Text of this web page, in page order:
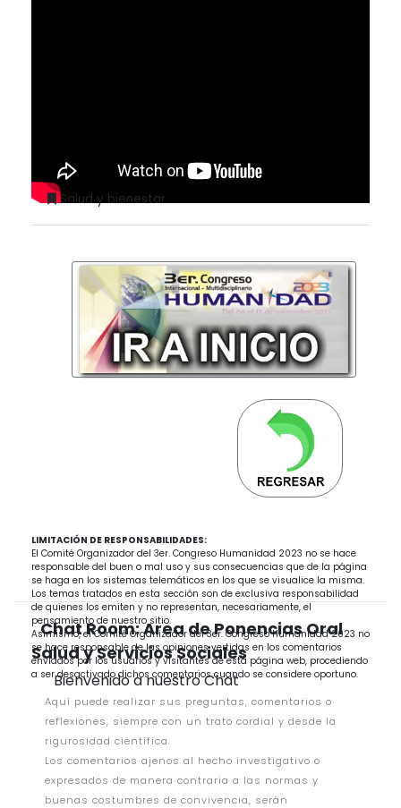
Salud y bienestar
LIMITACIÓN DE RESPONSABILIDADES:
El Comité Organizador del 3er. Congreso Humanidad 2023 no se hace
responsable del buen o mal uso y sus consecuencias que de la página
se haga en los sistemas telemáticos en los que se visualice la misma.
Los temas tratados en esta sección son de exclusiva responsabilidad
de quienes los emiten y no representan, necesariamente, el
pensamiento de nuestro sitio.
Asimismo, el Comité Organizador del 3er. Congreso Humanidad 2023 no
se hace responsable de las opiniones vertidas en los comentarios
enviados por los usuarios y visitantes de esta página web, procediendo
a ser desactivado dichos comentarios cuando se considere oportuno.
Chat Room: Area de Ponencias Oral
Salud y Servicios Sociales
Bienvenido a nuestro Chat
Aquí puede realizar sus preguntas, comentarios o
reflexiones, siempre con un trato cordial y desde la
rigurosidad científica.
Los comentarios ajenos al hecho investigativo o
expresados de manera contraria a las normas y
buenas costumbres de convivencia, serán